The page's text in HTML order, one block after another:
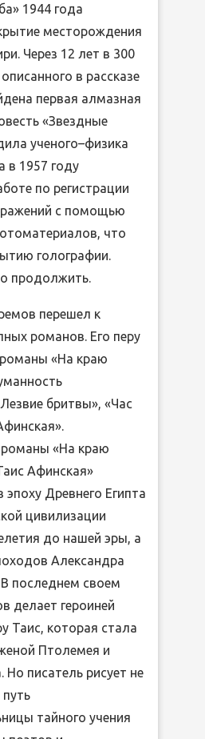
1944 года
месторождения
Через 12 лет в 300
в рассказе
первая алмазная
«Звездные
ученого–физика
в 1957 году
по регистрации
с помощью
что
голографии.
продолжить.
перешел к
романов. Его перу
«На краю
бритвы», «Час
романы «На краю
Афинская»
эпоху Древнего Египта
цивилизации
до нашей эры, а
Александра
последнем своем
делает героиней
Таис, которая стала
Птолемея и
Но писатель рисует не
путь
тайного учения